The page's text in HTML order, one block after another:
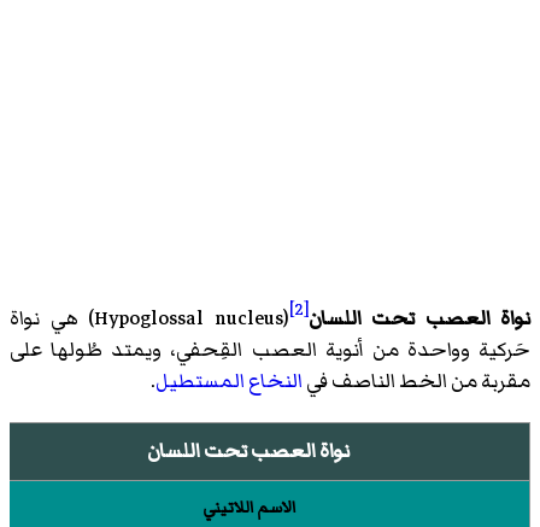
نواة العصب تحت اللسان[2]
(
Hypoglossal nucleus)‏ هي نواة
حَركية وواحدة من أنوية العصب القِحفي، ويمتد طُولها على
مقربة من الخط الناصف فيالنخاع المستطيل.
نواة العصب تحت اللسان
الاسم اللاتيني